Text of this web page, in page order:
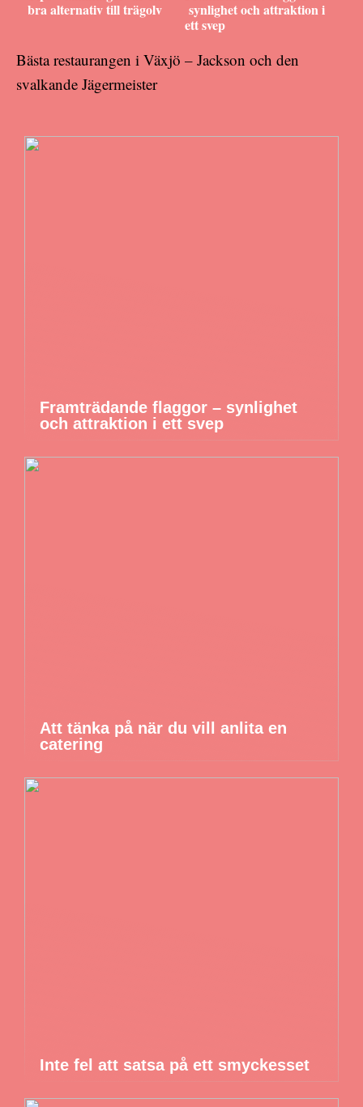
bra alternativ till trägolv
synlighet och attraktion i
ett svep
Bästa restaurangen i Växjö – Jackson och den
svalkande Jägermeister
Framträdande flaggor – synlighet
och attraktion i ett svep
Att tänka på när du vill anlita en
catering
Inte fel att satsa på ett smyckesset